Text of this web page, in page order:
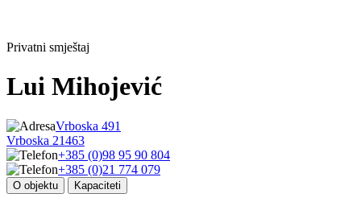
Privatni smještaj
Lui Mihojević
Vrboska 491
Vrboska 21463
+385 (0)98 95 90 804
+385 (0)21 774 079
O objektu Kapaciteti